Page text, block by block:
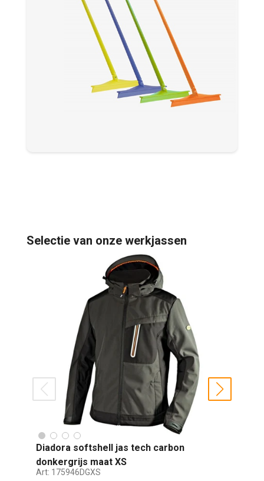
Selectie van onze werkjassen
Diadora softshell jas tech carbon
donkergrijs maat XS
Art: 175946DGXS
prev next